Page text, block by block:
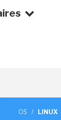
OS / LINUX